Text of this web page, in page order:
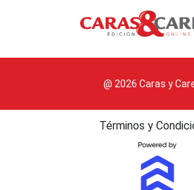
@ 2026 Caras y
Términos y